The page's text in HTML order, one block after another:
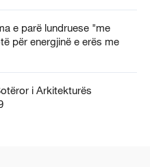
e parë lundruese "me
për energjinë e erës me
i Arkitekturës